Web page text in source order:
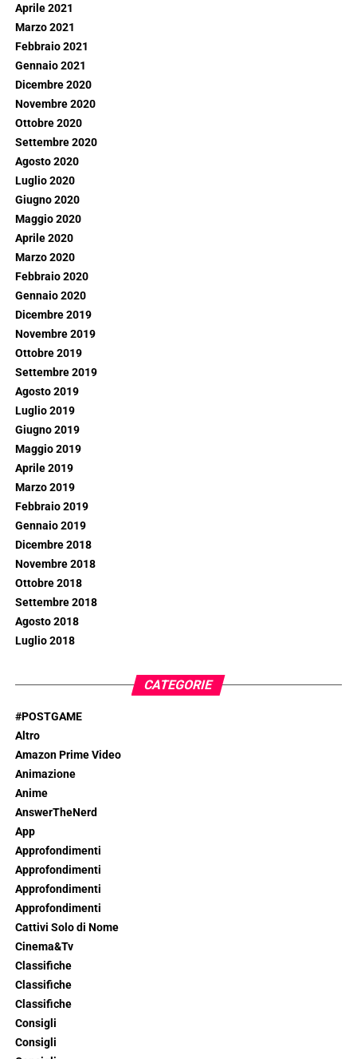
Aprile 2021
Marzo 2021
Febbraio 2021
Gennaio 2021
Dicembre 2020
Novembre 2020
Ottobre 2020
Settembre 2020
Agosto 2020
Luglio 2020
Giugno 2020
Maggio 2020
Aprile 2020
Marzo 2020
Febbraio 2020
Gennaio 2020
Dicembre 2019
Novembre 2019
Ottobre 2019
Settembre 2019
Agosto 2019
Luglio 2019
Giugno 2019
Maggio 2019
Aprile 2019
Marzo 2019
Febbraio 2019
Gennaio 2019
Dicembre 2018
Novembre 2018
Ottobre 2018
Settembre 2018
Agosto 2018
Luglio 2018
CATEGORIE
#POSTGAME
Altro
Amazon Prime Video
Animazione
Anime
AnswerTheNerd
App
Approfondimenti
Approfondimenti
Approfondimenti
Approfondimenti
Cattivi Solo di Nome
Cinema&Tv
Classifiche
Classifiche
Classifiche
Consigli
Consigli